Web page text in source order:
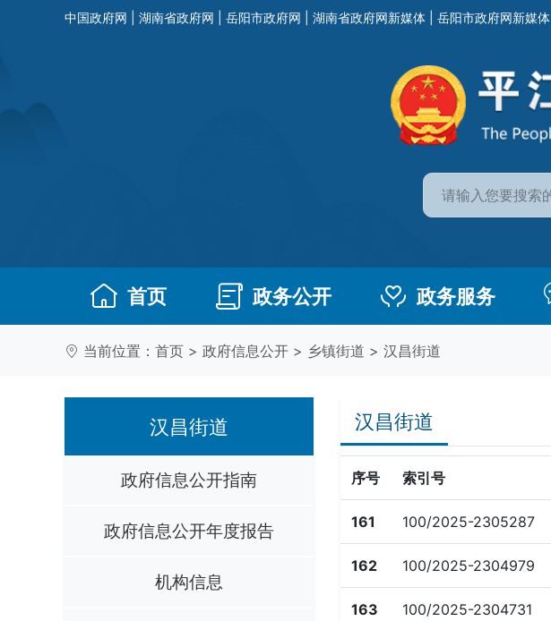
中国政府网 湖南省政府网 岳阳市政府网 湖南省政府网新媒体 岳阳市政府网新媒体
首页 政务公开 政务服务
当前位置： 首页 > 政府信息公开 > 乡镇街道 > 汉昌街道
汉昌街道
政府信息公开指南
政府信息公开年度报告
机构信息
汉昌街道
序号 索引号
161 100/2025-2305287
162 100/2025-2304979
163 100/2025-2304731